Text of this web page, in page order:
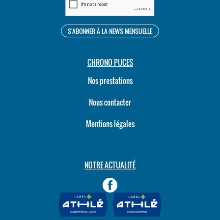
CHRONO PUCES
Nos prestations
Nous contacter
Mentions légales
NOTRE ACTUALITÉ